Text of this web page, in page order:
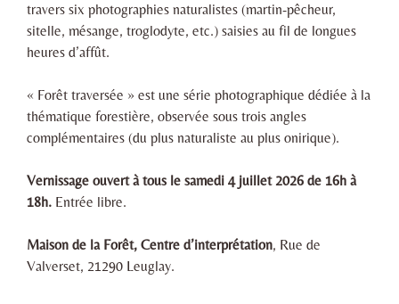
travers six photographies naturalistes (martin-pêcheur,
sitelle, mésange, troglodyte, etc.) saisies au fil de longues
heures d’affût.
« Forêt traversée » est une série photographique dédiée à la
thématique forestière, observée sous trois angles
complémentaires (du plus naturaliste au plus onirique).
Vernissage ouvert à tous le samedi 4 juillet 2026 de 16h à
18h. Entrée libre.
Maison de la Forêt, Centre d’interprétation, Rue de
Valverset, 21290 Leuglay.